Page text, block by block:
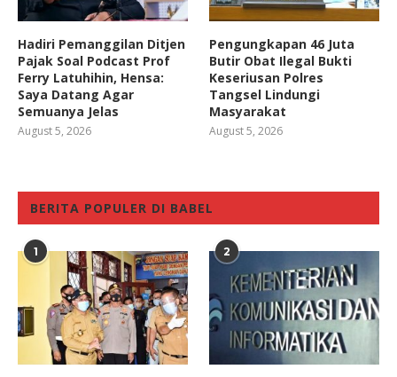
Hadiri Pemanggilan Ditjen
Pajak Soal Podcast Prof
Ferry Latuhihin, Hensa:
Saya Datang Agar
Semuanya Jelas
August 5, 2026
Pengungkapan 46 Juta
Butir Obat Ilegal Bukti
Keseriusan Polres
Tangsel Lindungi
Masyarakat
August 5, 2026
BERITA POPULER DI BABEL
1 2